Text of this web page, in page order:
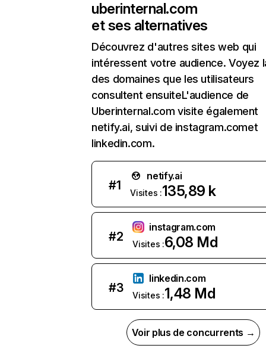
uberinternal.com
et ses alternatives
Découvrez d'autres sites web qui
intéressent votre audience. Voyez
des domaines que les utilisateurs
consultent ensuiteL'audience de
Uberinternal.com visite également
netify.ai, suivi de instagram.comet
linkedin.com.
#1
netify.ai
Visites :135,89 k
#2
instagram.com
Visites :6,08 Md
#3
linkedin.com
Visites :1,48 Md
Voir plus de concurrents →